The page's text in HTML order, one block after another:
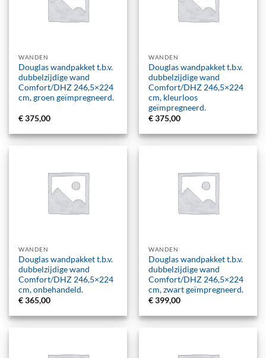
WANDEN
Douglas wandpakket t.b.v.
dubbelzijdige wand
Comfort/DHZ 246,5×224
cm, groen geïmpregneerd.
€375,00
WANDEN
Douglas wandpakket t.b.v.
dubbelzijdige wand
Comfort/DHZ 246,5×224
cm, kleurloos
geïmpregneerd.
€375,00
WANDEN
Douglas wandpakket t.b.v.
dubbelzijdige wand
Comfort/DHZ 246,5×224
cm, onbehandeld.
€365,00
WANDEN
Douglas wandpakket t.b.v.
dubbelzijdige wand
Comfort/DHZ 246,5×224
cm, zwart geïmpregneerd.
€399,00